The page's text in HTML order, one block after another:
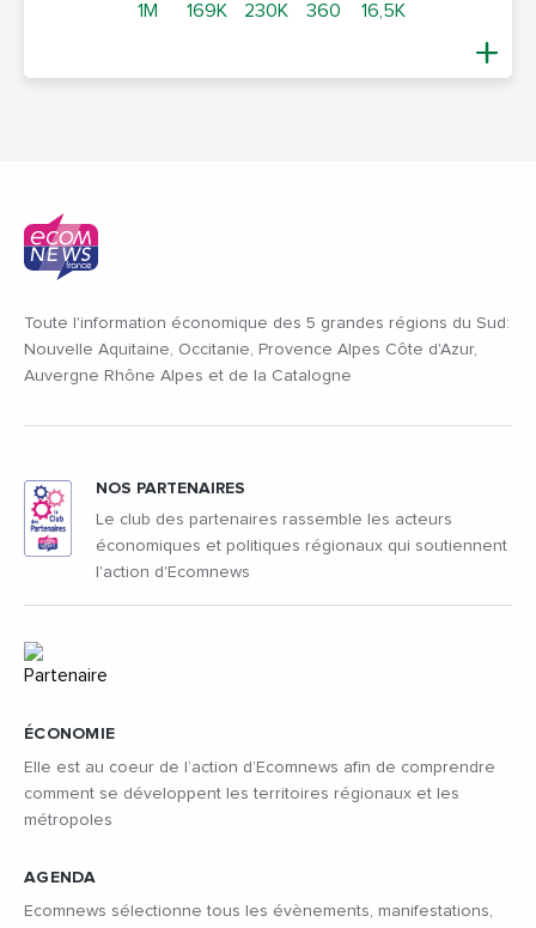
1M 169K 230K 360 16,5K
Toute l'information économique des 5 grandes régions du Sud:
Nouvelle Aquitaine, Occitanie, Provence Alpes Côte d'Azur,
Auvergne Rhône Alpes et de la Catalogne
ÉCONOMIE
Elle est au coeur de l’action d’Ecomnews afin de comprendre
comment se développent les territoires régionaux et les
métropoles
AGENDA
Ecomnews sélectionne tous les évènements, manifestations,
NOS PARTENAIRES
Le club des partenaires rassemble les acteurs
économiques et politiques régionaux qui soutiennent
l'action d'Ecomnews